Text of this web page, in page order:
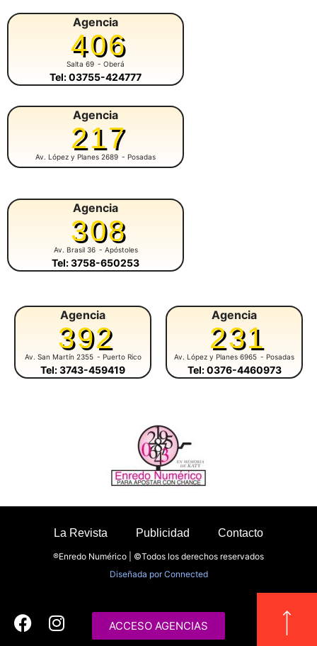
Agencia
406
Salta 69 - Oberá
Tel: 03755-424777
Agencia
217
Av. López y Planes 2689 - Posadas
Agencia
308
Av. Brasil 36 - Apóstoles
Tel: 3758-650253
Agencia
392
Av. San Martín 2355 - Puerto Rico
Tel: 3743-459419
Agencia
231
Av. López y Planes 6965 - Posadas
Tel: 0376-4460973
La Revista Publicidad Contacto
®Enredo Numérico | ©Todos los derechos reservados
Diseñada porConnected
ACCESO AGENCIAS